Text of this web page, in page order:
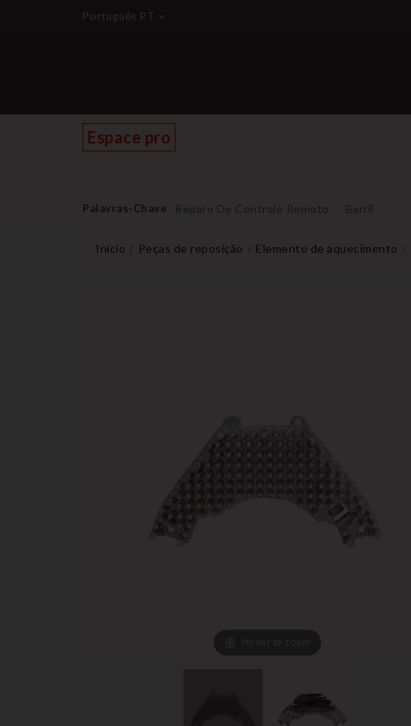
Português PT
Espace pro
Palavras-Chave Reparo De Controle Remoto Barril
Início Peças de reposição Elemento de aquecimento